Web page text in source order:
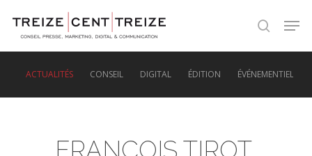
search
ACTUALITÉS CONSEIL DIGITAL ÉDITION ÉVÉNEMENTIEL
FRANÇOIS TIROT,